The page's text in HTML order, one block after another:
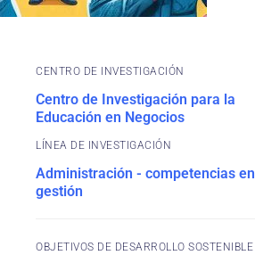
CENTRO DE INVESTIGACIÓN
Centro de Investigación para la
Educación en Negocios
Administración - competencias en
gestión
OBJETIVOS DE DESARROLLO SOSTENIBLE